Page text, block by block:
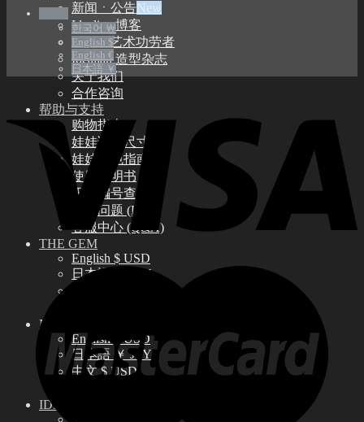
新闻ㆍ公告
Idealian 博客
SOOM艺术功劳者
Idealian 造型杂志
关于我们
合作咨询
帮助与支持
购物指南
娃娃详细尺寸
娃娃肤色指南
使用说明书
正版编号查询
常见问题 (FAQ)
客服中心 (Q&A)
THE GEM
English $ USD
日本語 ￥ JPY
NEO ANGELREGION
English $ USD
日本語 ￥ JPY
中文 $ USD
IDEALIAN
한국어 ￦
English $
English €
日本語 ￥